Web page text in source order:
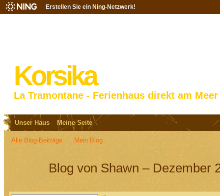
Erstellen Sie ein Ning-Netzwerk!
Korsika
La Tramontane - Ferienhaus direkt am Meer
Unser Haus Meine Seite
Alle Blog-Beiträge Mein Blog
Blog von Shawn – Dezember